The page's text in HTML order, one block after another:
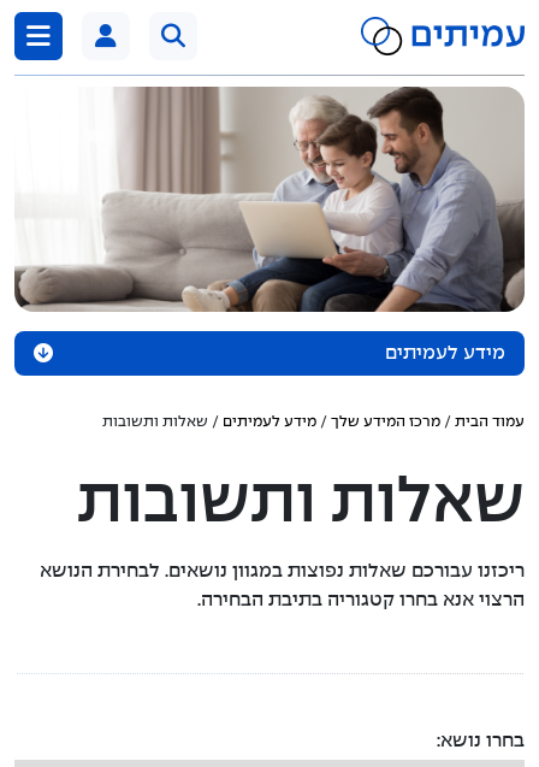
לדלג לתוכן
מידע לעמיתים
משיכת כספים
קצבת שאירים
שאלות ותשובות
עמוד הבית / מרכז המידע שלך / מידע לעמיתים / שאלות ותשובות
שאלות ותשובות
ריכזנו עבורכם שאלות נפוצות במגוון נושאים. לבחירת הנושא
הרצוי אנא בחרו קטגוריה בתיבת הבחירה.
בחרו נושא: